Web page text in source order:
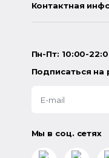
Контактная
Пн-Пт: 10:00-
Подписаться на
Мы в соц. сетях